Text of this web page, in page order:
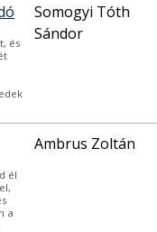
és
Somogyi Tóth
Sándor
él
a
Ambrus Zoltán